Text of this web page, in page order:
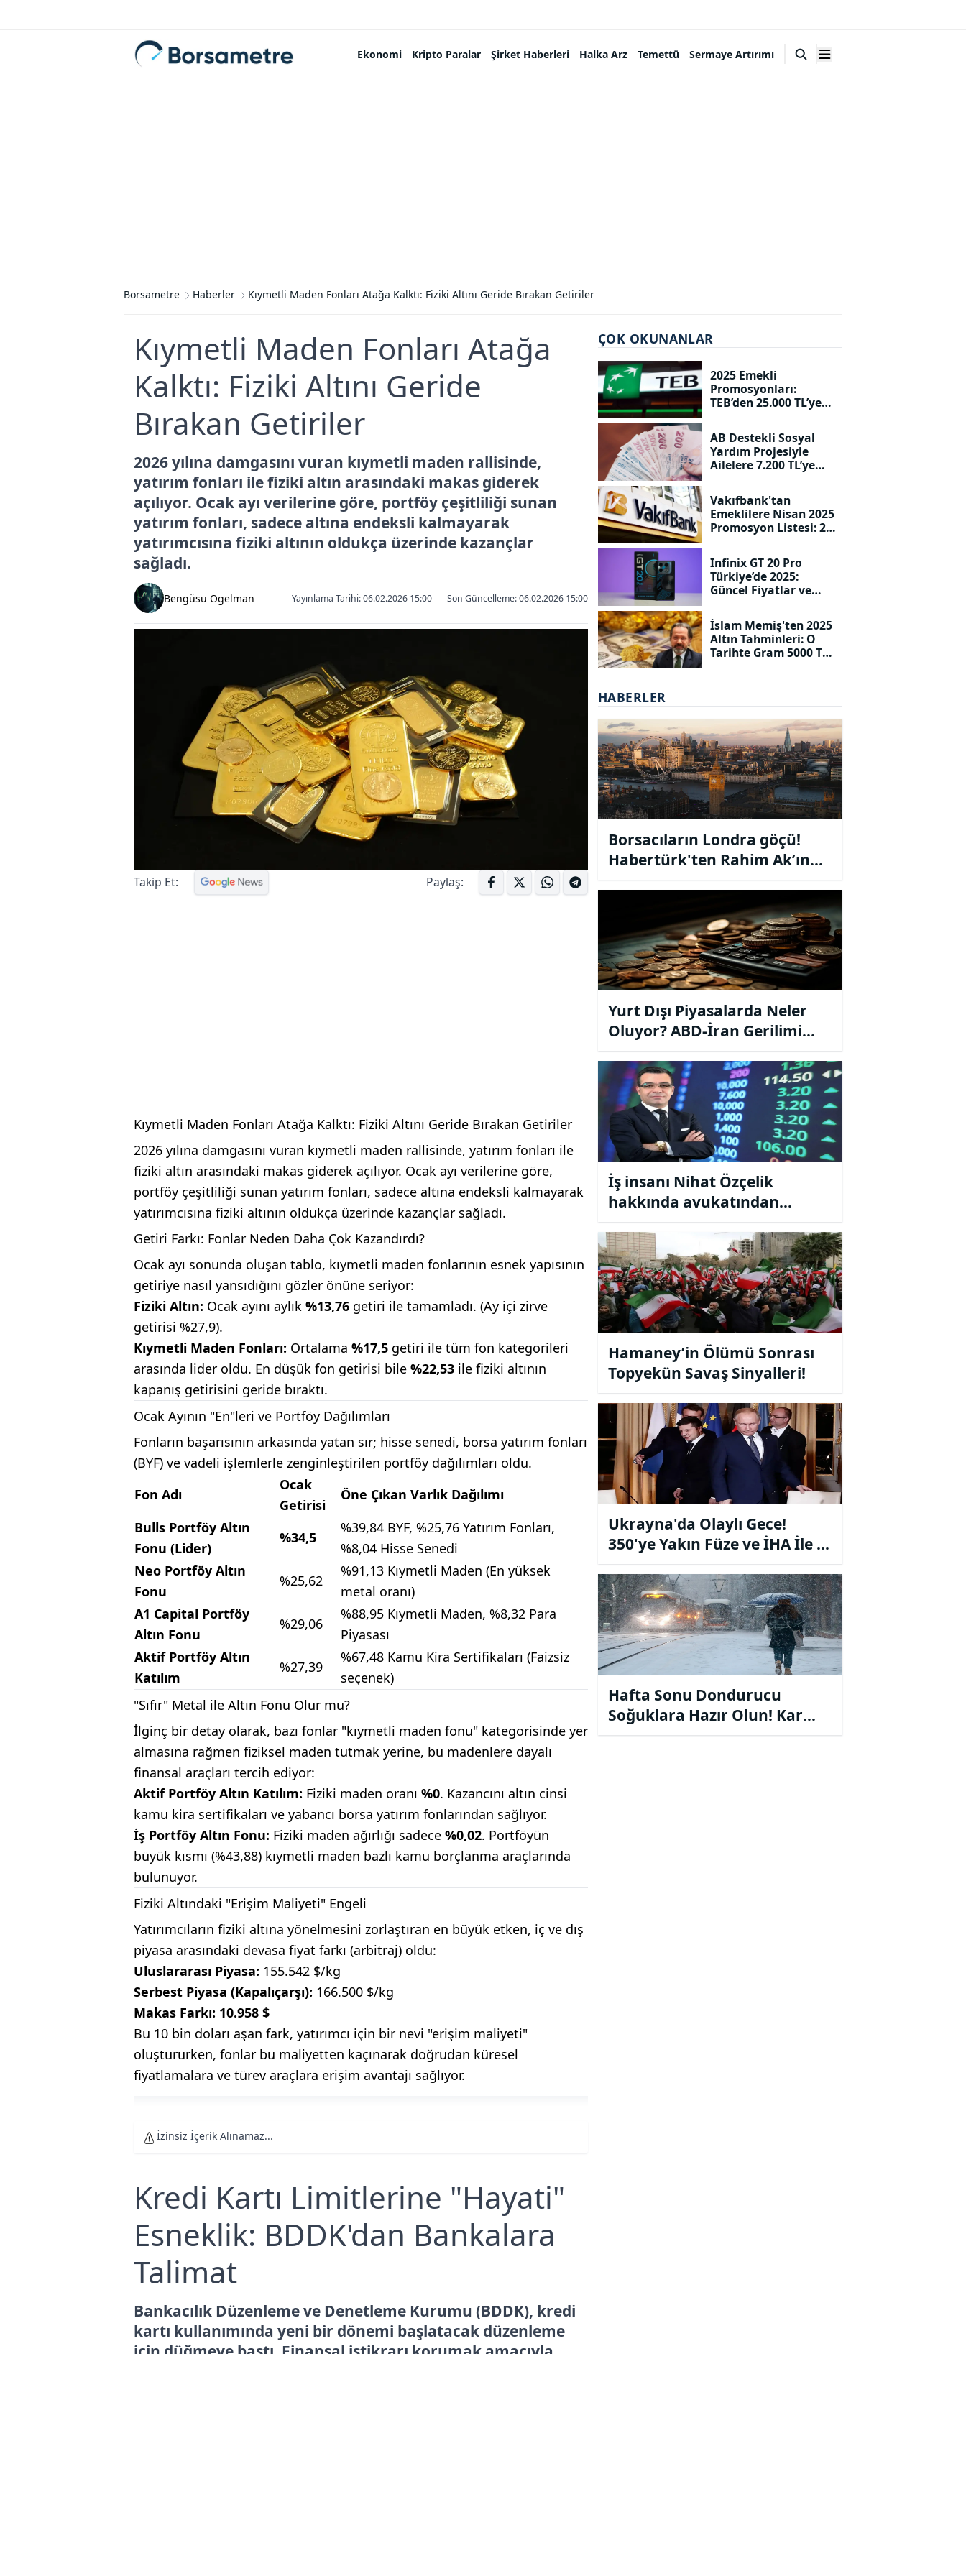
Ekonomi Kripto Paralar Şirket Haberleri Halka Arz Temettü Sermaye Artırımı
Borsametre Haberler Kıymetli Maden Fonları Atağa Kalktı: Fiziki Altını Geride Bırakan Getiriler
Kıymetli Maden Fonları Atağa
Kalktı: Fiziki Altını Geride
Bırakan Getiriler
2026 yılına damgasını vuran kıymetli maden rallisinde,
yatırım fonları ile fiziki altın arasındaki makas giderek
açılıyor. Ocak ayı verilerine göre, portföy çeşitliliği sunan
yatırım fonları, sadece altına endeksli kalmayarak
yatırımcısına fiziki altının oldukça üzerinde kazançlar
sağladı.
Bengüsu Ogelman Yayınlama Tarihi: 06.02.2026 15:00— Son Güncelleme:06.02.2026 15:00
Takip Et: Paylaş:
Kıymetli Maden Fonları Atağa Kalktı: Fiziki Altını Geride Bırakan Getiriler
2026 yılına damgasını vuran kıymetli maden rallisinde, yatırım fonları ile
fiziki altın arasındaki makas giderek açılıyor. Ocak ayı verilerine göre,
portföy çeşitliliği sunan yatırım fonları, sadece altına endeksli kalmayarak
yatırımcısına fiziki altının oldukça üzerinde kazançlar sağladı.
Getiri Farkı: Fonlar Neden Daha Çok Kazandırdı?
Ocak ayı sonunda oluşan tablo, kıymetli maden fonlarının esnek yapısının
getiriye nasıl yansıdığını gözler önüne seriyor:
Fiziki Altın: Ocak ayını aylık %13,76 getiri ile tamamladı. (Ay içi zirve
getirisi %27,9).
Kıymetli Maden Fonları: Ortalama %17,5 getiri ile tüm fon kategorileri
arasında lider oldu. En düşük fon getirisi bile %22,53 ile fiziki altının
kapanış getirisini geride bıraktı.
Ocak Ayının "En"leri ve Portföy Dağılımları
Fonların başarısının arkasında yatan sır; hisse senedi, borsa yatırım fonları
(BYF) ve vadeli işlemlerle zenginleştirilen portföy dağılımları oldu.
Fon Adı
Ocak
Getirisi
Öne Çıkan Varlık Dağılımı
Bulls Portföy Altın
Fonu (Lider)
%34,5
%39,84 BYF, %25,76 Yatırım Fonları,
%8,04 Hisse Senedi
Neo Portföy Altın
Fonu
%25,62
%91,13 Kıymetli Maden (En yüksek
metal oranı)
A1 Capital Portföy
Altın Fonu
%29,06
%88,95 Kıymetli Maden, %8,32 Para
Piyasası
Aktif Portföy Altın
Katılım
%27,39
%67,48 Kamu Kira Sertifikaları (Faizsiz
seçenek)
"Sıfır" Metal ile Altın Fonu Olur mu?
İlginç bir detay olarak, bazı fonlar "kıymetli maden fonu" kategorisinde yer
almasına rağmen fiziksel maden tutmak yerine, bu madenlere dayalı
finansal araçları tercih ediyor:
Aktif Portföy Altın Katılım: Fiziki maden oranı %0. Kazancını altın cinsi
kamu kira sertifikaları ve yabancı borsa yatırım fonlarından sağlıyor.
İş Portföy Altın Fonu: Fiziki maden ağırlığı sadece %0,02. Portföyün
büyük kısmı (%43,88) kıymetli maden bazlı kamu borçlanma araçlarında
bulunuyor.
Fiziki Altındaki "Erişim Maliyeti" Engeli
Yatırımcıların fiziki altına yönelmesini zorlaştıran en büyük etken, iç ve dış
piyasa arasındaki devasa fiyat farkı (arbitraj) oldu:
Uluslararası Piyasa: 155.542 $/kg
Serbest Piyasa (Kapalıçarşı): 166.500 $/kg
Makas Farkı: 10.958 $
Bu 10 bin doları aşan fark, yatırımcı için bir nevi "erişim maliyeti"
oluştururken, fonlar bu maliyetten kaçınarak doğrudan küresel
fiyatlamalara ve türev araçlara erişim avantajı sağlıyor.
İzinsiz İçerik Alınamaz...
Kredi Kartı Limitlerine "Hayati"
Esneklik: BDDK'dan Bankalara
Talimat
Bankacılık Düzenleme ve Denetleme Kurumu (BDDK), kredi
kartı kullanımında yeni bir dönemi başlatacak düzenleme
için düğmeye bastı. Finansal istikrarı korumak amacıyla
ÇOK OKUNANLAR
2025 Emekli
Promosyonları:
TEB’den 25.000 TL’ye
AB Destekli Sosyal
Yardım Projesiyle
Ailelere 7.200 TL’ye
Vakıfbank'tan
Emeklilere Nisan 2025
Promosyon Listesi: 20
Dayandı!
Infinix GT 20 Pro
Türkiye’de 2025:
Güncel Fiyatlar ve
İslam Memiş'ten 2025
Altın Tahminleri: O
Tarihte Gram 5000 TL
HABERLER
Borsacıların Londra göçü!
Habertürk'ten Rahim Ak’ın
borsacıların yurtdışına kaçış
Yurt Dışı Piyasalarda Neler
Oluyor? ABD-İran Gerilimi
Piyasaları Nasıl Etkiledi?
İş insanı Nihat Özçelik
hakkında avukatından
açıklama geldi…
Hamaney’in Ölümü Sonrası
Topyekün Savaş Sinyalleri!
Ukrayna'da Olaylı Gece!
350'ye Yakın Füze ve İHA İle Eş
Zamanlı Saldırı
Hafta Sonu Dondurucu
Soğuklara Hazır Olun! Kar
Alarmı Verildi